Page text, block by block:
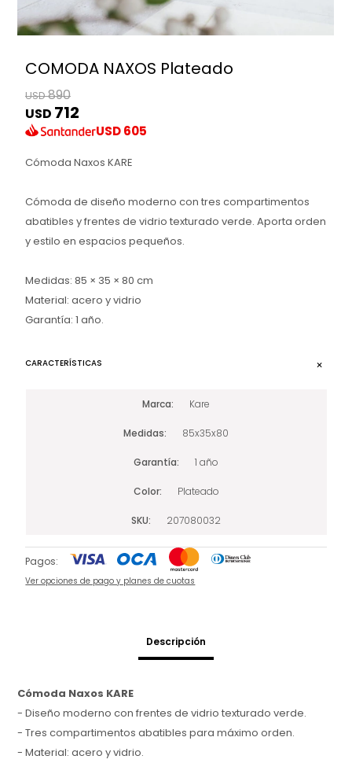
COMODA NAXOS Plateado
USD890
USD 712
USD605
Cómoda Naxos KARE
Cómoda de diseño moderno con tres compartimentos
abatibles y frentes de vidrio texturado verde. Aporta orden
y estilo en espacios pequeños.
Medidas: 85 × 35 × 80 cm
Material: acero y vidrio
Garantía: 1 año.
CARACTERÍSTICAS
Marca Kare
Medidas 85x35x80
Garantía 1 año
Color Plateado
SKU 207080032
Pagos:
Ver opciones de pago y planes de cuotas
Descripción
Cómoda Naxos KARE
- Diseño moderno con frentes de vidrio texturado verde.
- Tres compartimentos abatibles para máximo orden.
- Material: acero y vidrio.